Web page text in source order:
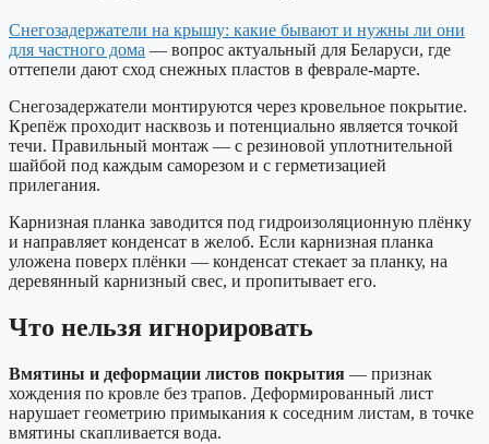
Снегозадержатели на крышу: какие бывают и нужны ли они
для частного дома — вопрос актуальный для Беларуси, где
оттепели дают сход снежных пластов в феврале-марте.
Снегозадержатели монтируются через кровельное покрытие.
Крепёж проходит насквозь и потенциально является точкой
течи. Правильный монтаж — с резиновой уплотнительной
шайбой под каждым саморезом и с герметизацией
прилегания.
Карнизная планка заводится под гидроизоляционную плёнку
и направляет конденсат в желоб. Если карнизная планка
уложена поверх плёнки — конденсат стекает за планку, на
деревянный карнизный свес, и пропитывает его.
Что нельзя игнорировать
Вмятины и деформации листов покрытия — признак
хождения по кровле без трапов. Деформированный лист
нарушает геометрию примыкания к соседним листам, в точке
вмятины скапливается вода.